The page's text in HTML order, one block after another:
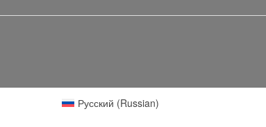
Русский (Russian)